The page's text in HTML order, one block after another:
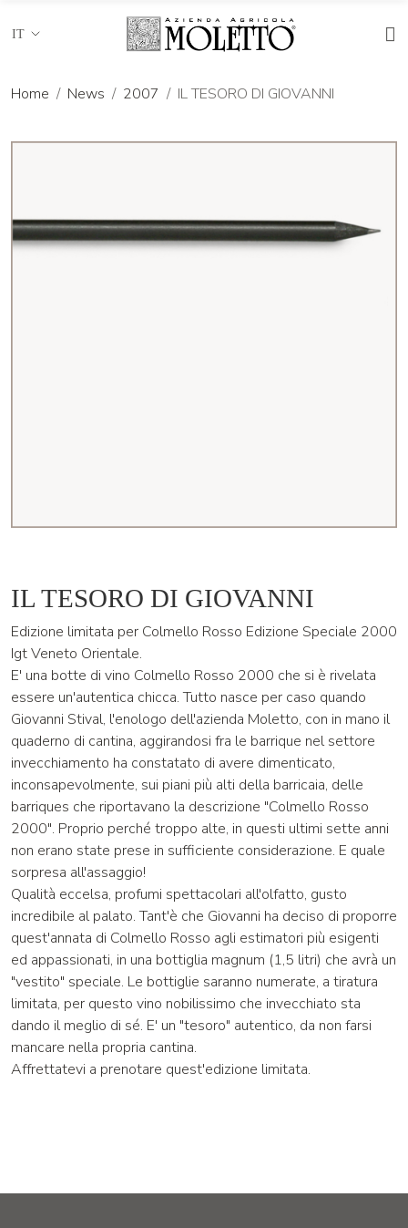
IT
Home News 2007 IL TESORO DI GIOVANNI
IL TESORO DI GIOVANNI
Edizione limitata per Colmello Rosso Edizione Speciale 2000
Igt Veneto Orientale.
E' una botte di vino Colmello Rosso 2000 che si è rivelata
essere un'autentica chicca. Tutto nasce per caso quando
Giovanni Stival, l'enologo dell'azienda Moletto, con in mano il
quaderno di cantina, aggirandosi fra le barrique nel settore
invecchiamento ha constatato di avere dimenticato,
inconsapevolmente, sui piani più alti della barricaia, delle
barriques che riportavano la descrizione "Colmello Rosso
2000". Proprio perché troppo alte, in questi ultimi sette anni
non erano state prese in sufficiente considerazione. E quale
sorpresa all'assaggio!
Qualità eccelsa, profumi spettacolari all'olfatto, gusto
incredibile al palato. Tant'è che Giovanni ha deciso di proporre
quest'annata di Colmello Rosso agli estimatori più esigenti
ed appassionati, in una bottiglia magnum (1,5 litri) che avrà un
"vestito" speciale. Le bottiglie saranno numerate, a tiratura
limitata, per questo vino nobilissimo che invecchiato sta
dando il meglio di sé. E' un "tesoro" autentico, da non farsi
mancare nella propria cantina.
Affrettatevi a prenotare quest'edizione limitata.